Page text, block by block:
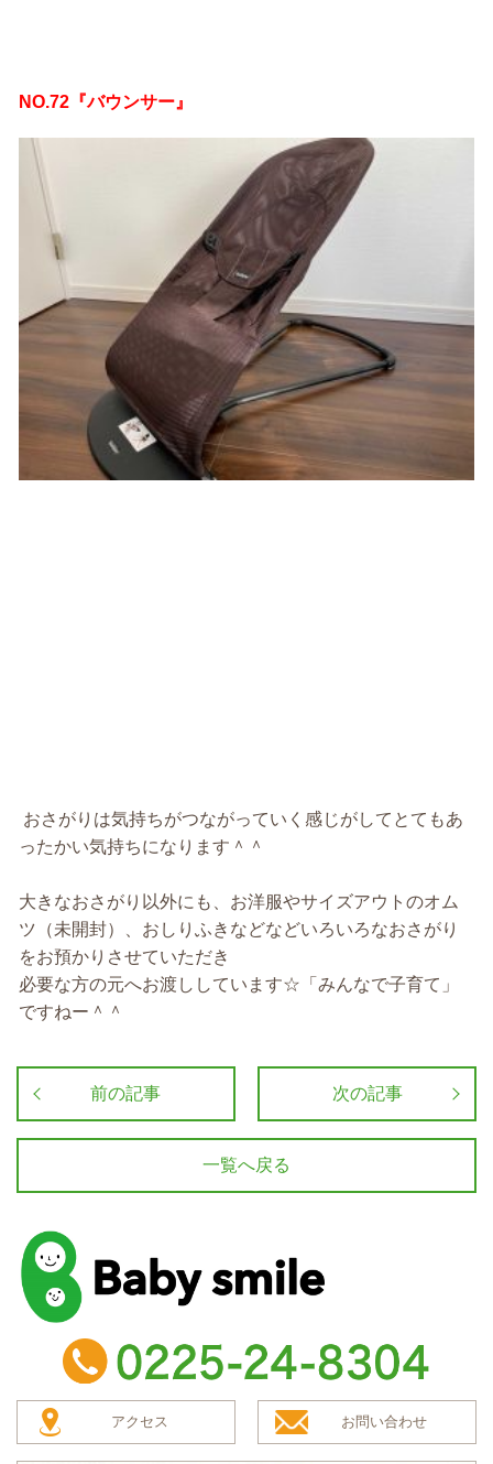
NO.72『バウンサー』
おさがりは気持ちがつながっていく感じがしてとてもあ
ったかい気持ちになります＾＾
大きなおさがり以外にも、お洋服やサイズアウトのオム
ツ（未開封）、おしりふきなどなどいろいろなおさがり
をお預かりさせていただき
必要な方の元へお渡ししています☆「みんなで子育て」
ですねー＾＾
前の記事 次の記事
一覧へ戻る
baby smile
TEL：0225-24-8304
アクセス お問い合わせ